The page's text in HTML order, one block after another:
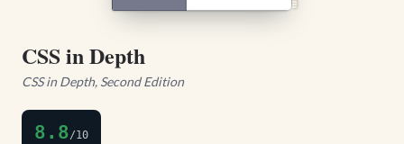
CSS in Depth
CSS in Depth, Second Edition
8.8/10